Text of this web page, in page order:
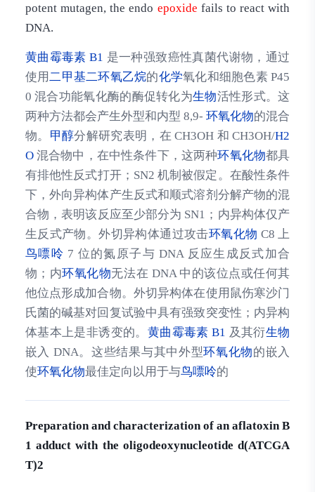
potent mutagen, the endo epoxide fails to react with
DNA.
黄曲霉毒素 B1 是一种强致癌性真菌代谢物，通过
使用二甲基二环氧乙烷的化学氧化和细胞色素 P45
0 混合功能氧化酶的酶促转化为生物活性形式。这
两种方法都会产生外型和内型 8,9-环氧化物的混合
物。 甲醇分解研究表明，在 CH3OH 和 CH3OH/H2
O混合物中，在中性条件下，这两种环氧化物都具
有排他性反式打开；SN2 机制被假定。在酸性条件
下，外向异构体产生反式和顺式溶剂分解产物的混
合物，表明该反应至少部分为 SN1；内异构体仅产
生反式产物。外切异构体通过攻击环氧化物 C8 上
鸟嘌呤 7 位的氮原子与 DNA 反应生成反式加合
物；内环氧化物无法在 DNA 中的该位点或任何其
他位点形成加合物。外切异构体在使用鼠伤寒沙门
氏菌的碱基对回复试验中具有强致突变性；内异构
体基本上是非诱变的。 黄曲霉毒素 B1 及其衍生物
嵌入 DNA。这些结果与其中外型环氧化物的嵌入
使环氧化物最佳定向以用于与鸟嘌呤的
Preparation and characterization of an aflatoxin B
1 adduct with the oligodeoxynucleotide d(ATCGA
T)2